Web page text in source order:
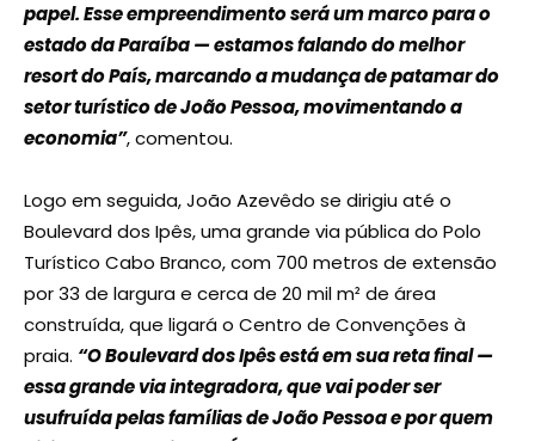
papel. Esse empreendimento será um marco para o
estado da Paraíba — estamos falando do melhor
resort do País, marcando a mudança de patamar do
setor turístico de João Pessoa, movimentando a
economia”, comentou.
Logo em seguida, João Azevêdo se dirigiu até o
Boulevard dos Ipês, uma grande via pública do Polo
Turístico Cabo Branco, com 700 metros de extensão
por 33 de largura e cerca de 20 mil m² de área
construída, que ligará o Centro de Convenções à
praia. “O Boulevard dos Ipês está em sua reta final —
essa grande via integradora, que vai poder ser
usufruída pelas famílias de João Pessoa e por quem